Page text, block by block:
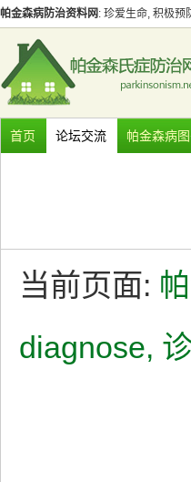
帕金森病防治资料网 : 珍爱生命, 积极预
首页 论坛交流 帕金森病
当前页面:
diagnose,